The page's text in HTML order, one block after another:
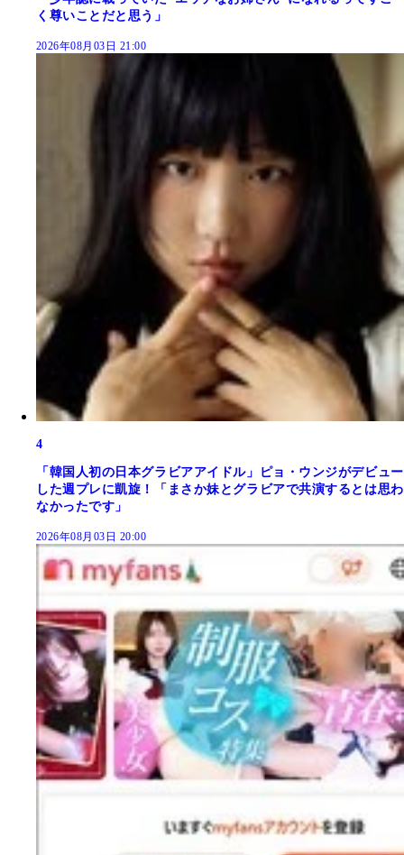
く尊いことだと思う」
2026年08月03日 21:00
4
「韓国人初の日本グラビアアイドル」ピョ・ウンジがデビュー
した週プレに凱旋！「まさか妹とグラビアで共演するとは思わ
なかったです」
2026年08月03日 20:00